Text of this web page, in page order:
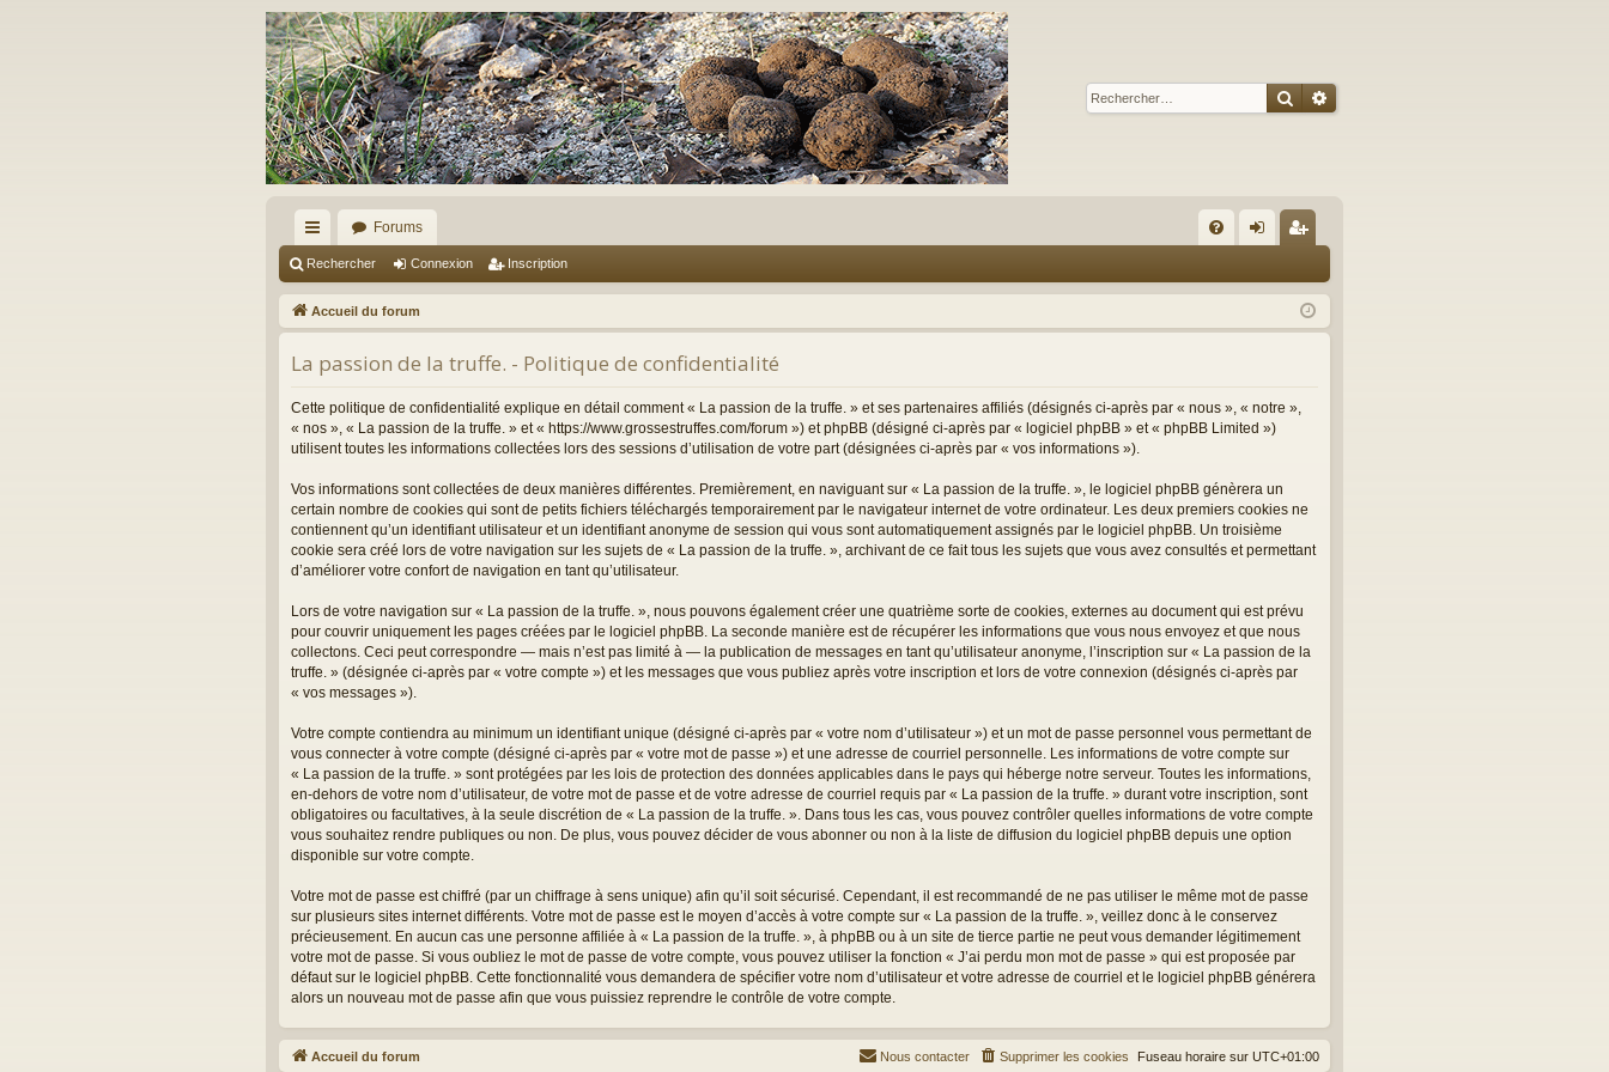
Rechercher
Recherche avancée
ac
co
ur
ci
s
Forums
Q ne
xi
cri
pti
Rechercher Connexion Inscription
Accueil du forum
La passion de la truffe. - Politique de confidentialité
Cette politique de confidentialité explique en détail comment « La passion de la truffe. » et ses partenaires affiliés (désignés ci-après par « nous », « notre »,
« nos », « La passion de la truffe. » et « https://www.grossestruffes.com/forum ») et phpBB (désigné ci-après par « logiciel phpBB » et « phpBB Limited »)
utilisent toutes les informations collectées lors des sessions d’utilisation de votre part (désignées ci-après par « vos informations »).
Vos informations sont collectées de deux manières différentes. Premièrement, en naviguant sur « La passion de la truffe. », le logiciel phpBB génèrera un
certain nombre de cookies qui sont de petits fichiers téléchargés temporairement par le navigateur internet de votre ordinateur. Les deux premiers cookies ne
contiennent qu’un identifiant utilisateur et un identifiant anonyme de session qui vous sont automatiquement assignés par le logiciel phpBB. Un troisième
cookie sera créé lors de votre navigation sur les sujets de « La passion de la truffe. », archivant de ce fait tous les sujets que vous avez consultés et permettant
d’améliorer votre confort de navigation en tant qu’utilisateur.
Lors de votre navigation sur « La passion de la truffe. », nous pouvons également créer une quatrième sorte de cookies, externes au document qui est prévu
pour couvrir uniquement les pages créées par le logiciel phpBB. La seconde manière est de récupérer les informations que vous nous envoyez et que nous
collectons. Ceci peut correspondre — mais n’est pas limité à — la publication de messages en tant qu’utilisateur anonyme, l’inscription sur « La passion de la
truffe. » (désignée ci-après par « votre compte ») et les messages que vous publiez après votre inscription et lors de votre connexion (désignés ci-après par
« vos messages »).
Votre compte contiendra au minimum un identifiant unique (désigné ci-après par « votre nom d’utilisateur ») et un mot de passe personnel vous permettant de
vous connecter à votre compte (désigné ci-après par « votre mot de passe ») et une adresse de courriel personnelle. Les informations de votre compte sur
« La passion de la truffe. » sont protégées par les lois de protection des données applicables dans le pays qui héberge notre serveur. Toutes les informations,
en-dehors de votre nom d’utilisateur, de votre mot de passe et de votre adresse de courriel requis par « La passion de la truffe. » durant votre inscription, sont
obligatoires ou facultatives, à la seule discrétion de « La passion de la truffe. ». Dans tous les cas, vous pouvez contrôler quelles informations de votre compte
vous souhaitez rendre publiques ou non. De plus, vous pouvez décider de vous abonner ou non à la liste de diffusion du logiciel phpBB depuis une option
disponible sur votre compte.
Votre mot de passe est chiffré (par un chiffrage à sens unique) afin qu’il soit sécurisé. Cependant, il est recommandé de ne pas utiliser le même mot de passe
sur plusieurs sites internet différents. Votre mot de passe est le moyen d’accès à votre compte sur « La passion de la truffe. », veillez donc à le conservez
précieusement. En aucun cas une personne affiliée à « La passion de la truffe. », à phpBB ou à un site de tierce partie ne peut vous demander légitimement
votre mot de passe. Si vous oubliez le mot de passe de votre compte, vous pouvez utiliser la fonction « J’ai perdu mon mot de passe » qui est proposée par
défaut sur le logiciel phpBB. Cette fonctionnalité vous demandera de spécifier votre nom d’utilisateur et votre adresse de courriel et le logiciel phpBB générera
alors un nouveau mot de passe afin que vous puissiez reprendre le contrôle de votre compte.
Accueil du forum Fuseau horaire sur UTC+01:00
Supprimer les cookies
Nous contacter